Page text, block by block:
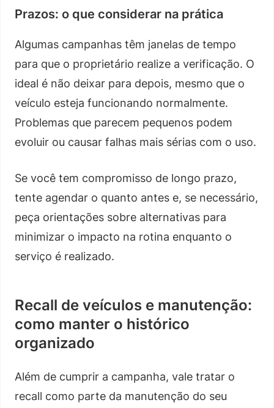
Prazos: o que considerar na prática
Algumas campanhas têm janelas de tempo
para que o proprietário realize a verificação. O
ideal é não deixar para depois, mesmo que o
veículo esteja funcionando normalmente.
Problemas que parecem pequenos podem
evoluir ou causar falhas mais sérias com o uso.
Se você tem compromisso de longo prazo,
tente agendar o quanto antes e, se necessário,
peça orientações sobre alternativas para
minimizar o impacto na rotina enquanto o
serviço é realizado.
Recall de veículos e manutenção:
como manter o histórico
organizado
Além de cumprir a campanha, vale tratar o
recall como parte da manutenção do seu